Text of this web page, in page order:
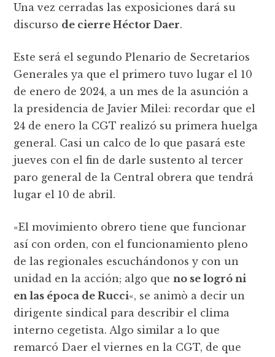
Una vez cerradas las exposiciones dará su
discurso de cierre Héctor Daer.
Este será el segundo Plenario de Secretarios
Generales ya que el primero tuvo lugar el 10
de enero de 2024, a un mes de la asunción a
la presidencia de Javier Milei: recordar que el
24 de enero la CGT realizó su primera huelga
general. Casi un calco de lo que pasará este
jueves con el fin de darle sustento al tercer
paro general de la Central obrera que tendrá
lugar el 10 de abril.
«El movimiento obrero tiene que funcionar
así con orden, con el funcionamiento pleno
de las regionales escuchándonos y con un
unidad en la acción; algo queno se logró ni
en las época de Rucci«, se animò a decir un
dirigente sindical para describir el clima
interno cegetista. Algo similar a lo que
remarcó Daer el viernes en la CGT, de que